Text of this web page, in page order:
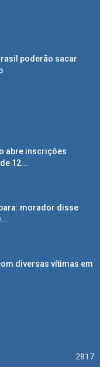
poderão sacar
abre inscrições
12...
morador disse
diversas vítimas em
2817